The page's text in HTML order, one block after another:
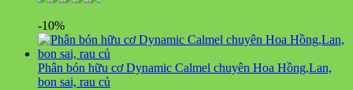
-10%
Phân bón hữu cơ Dynamic Calmel chuyên Hoa Hồng,Lan,
bon sai, rau củ